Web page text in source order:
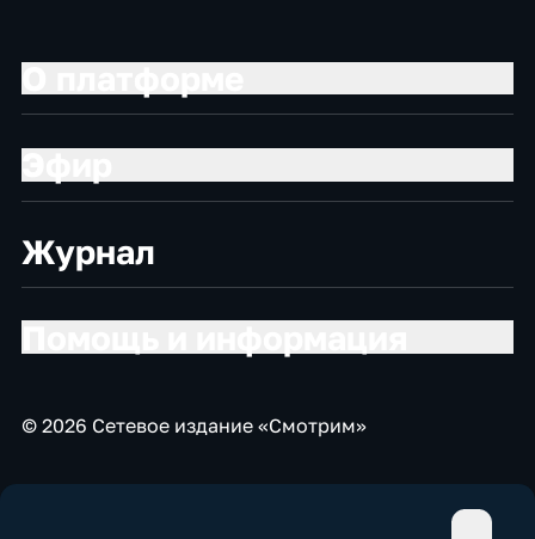
Журнал
© 2026 Сетевое издание «Смотрим»